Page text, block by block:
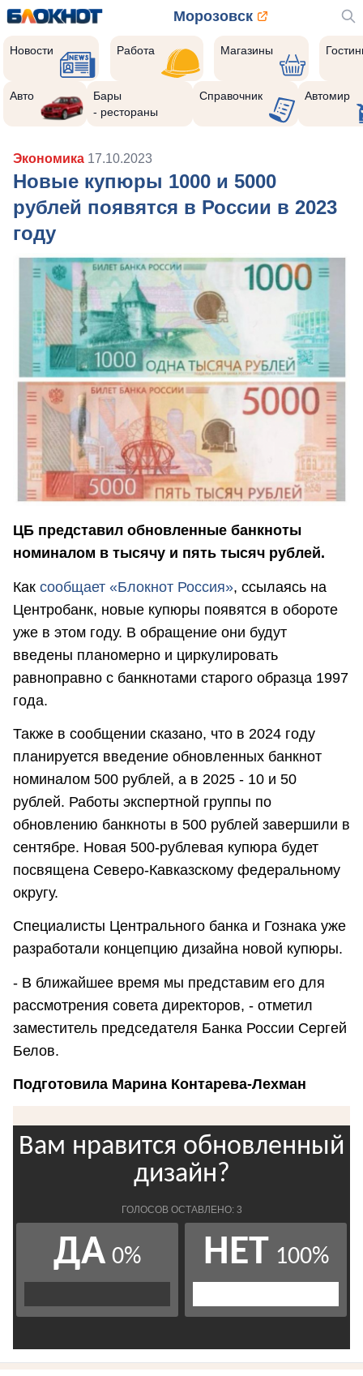
Морозовск
Новости Работа Магазины
Авто
Бары
- рестораны
Справочник Автомир
Экономика 17.10.2023
Новые купюры 1000 и 5000
рублей появятся в России в 2023
году
ЦБ представил обновленные банкноты
номиналом в тысячу и пять тысяч рублей.
Как сообщает «Блокнот Россия», ссылаясь на
Центробанк, новые купюры появятся в обороте
уже в этом году. В обращение они будут
введены планомерно и циркулировать
равноправно с банкнотами старого образца 1997
года.
Также в сообщении сказано, что в 2024 году
планируется введение обновленных банкнот
номиналом 500 рублей, а в 2025 - 10 и 50
рублей. Работы экспертной группы по
обновлению банкноты в 500 рублей завершили в
сентябре. Новая 500-рублевая купюра будет
посвящена Северо-Кавказскому федеральному
округу.
Специалисты Центрального банка и Гознака уже
разработали концепцию дизайна новой купюры.
- В ближайшее время мы представим его для
рассмотрения совета директоров, - отметил
заместитель председателя Банка России Сергей
Белов.
Подготовила Марина Контарева-Лехман